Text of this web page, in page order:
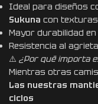
Ideal para diseños
Sukuna con texturas
Mayor durabilidad
Resistencia al
⚠️ ¿Por qué importa
Mientras otras
Las nuestras
ciclos